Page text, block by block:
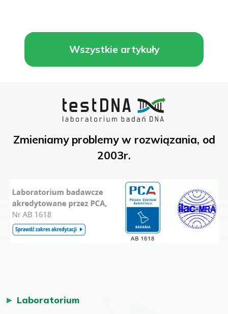
Wszystkie artykuły
Zmieniamy problemy w rozwiązania, od
2003r.
Laboratorium